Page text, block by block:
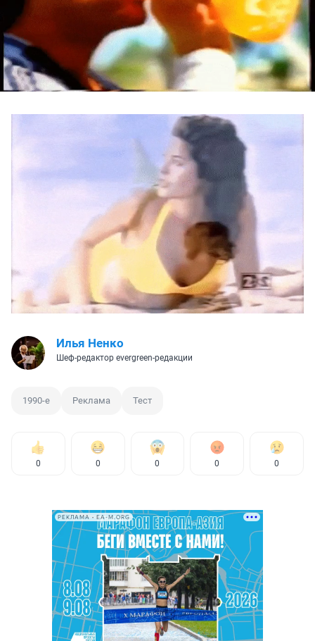
Илья Ненко
Шеф-редактор evergreen-редакции
1990-е Реклама Тест
0 0 0 0 0
РЕКЛАМА • EA-M.ORG